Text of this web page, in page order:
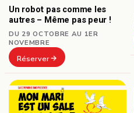
Un robot pas comme les
autres – Même pas peur !
DU 29 OCTOBRE AU 1ER
NOVEMBRE
Réserver